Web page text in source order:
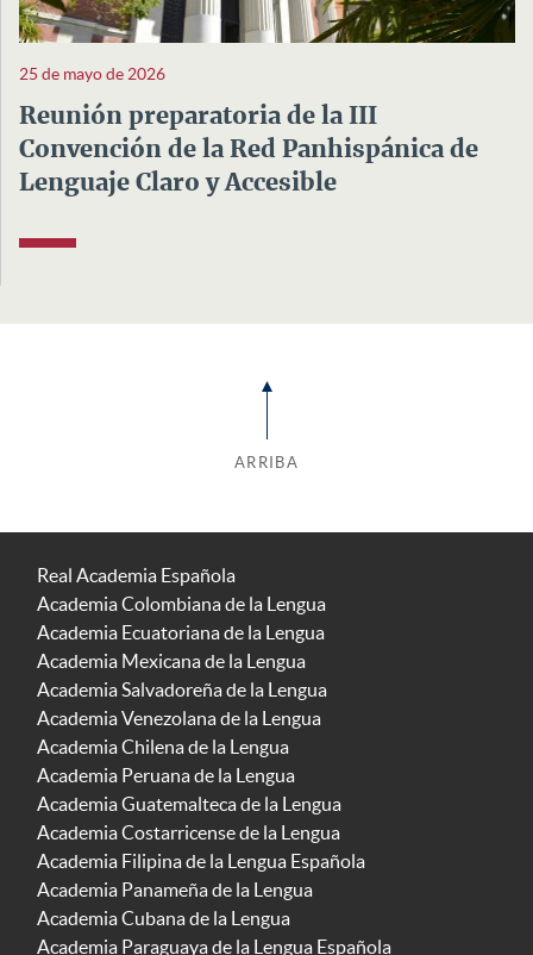
25 de mayo de 2026
Reunión preparatoria de la III
Convención de la Red Panhispánica de
Lenguaje Claro y Accesible
ARRIBA
Real Academia Española
Academia Colombiana de la Lengua
Academia Ecuatoriana de la Lengua
Academia Mexicana de la Lengua
Academia Salvadoreña de la Lengua
Academia Venezolana de la Lengua
Academia Chilena de la Lengua
Academia Peruana de la Lengua
Academia Guatemalteca de la Lengua
Academia Costarricense de la Lengua
Academia Filipina de la Lengua Española
Academia Panameña de la Lengua
Academia Cubana de la Lengua
Academia Paraguaya de la Lengua Española